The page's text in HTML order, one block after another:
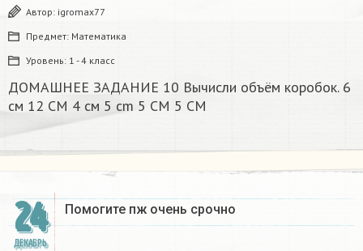
Автор: igromax77
Предмет: Математика
Уровень: 1 - 4 класс
ДОМАШНЕЕ ЗАДАНИЕ 10 Вычисли объём коробок. 6
см 12 CM 4 см 5 cm 5 CM 5 CM​
24
ДЕКАБРЬ
Помогите пж очень срочно​